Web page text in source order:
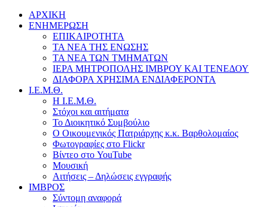
ΑΡΧΙΚΗ
ΕΝΗΜΕΡΩΣΗ
ΕΠΙΚΑΙΡΟΤΗΤΑ
ΤΑ ΝΕΑ ΤΗΣ ΕΝΩΣΗΣ
ΤΑ ΝΕΑ ΤΩΝ ΤΜΗΜΑΤΩΝ
ΙΕΡΑ ΜΗΤΡΟΠΟΛΗΣ ΙΜΒΡΟΥ ΚΑΙ ΤΕΝΕΔΟΥ
ΔΙΑΦΟΡΑ ΧΡΗΣΙΜΑ ΕΝΔΙΑΦΕΡΟΝΤΑ
Ι.Ε.Μ.Θ.
Η Ι.Ε.Μ.Θ.
Στόχοι και αιτήματα
Το Διοικητικό Συμβούλιο
Ο Οικουμενικός Πατριάρχης κ.κ. Βαρθολομαίος
Φωτογραφίες στο Flickr
Βίντεο στο YouTube
Μουσική
Αιτήσεις – Δηλώσεις εγγραφής
ΙΜΒΡΟΣ
Σύντομη αναφορά